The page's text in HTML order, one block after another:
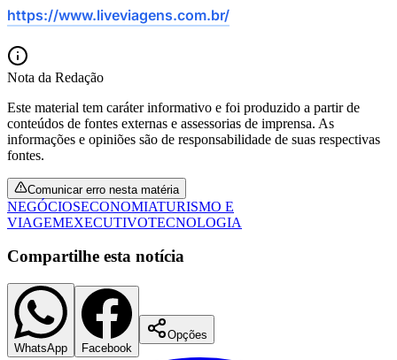
Flamengo
https://www.liveviagens.com.br/
Nota da Redação
Este material tem caráter informativo e foi produzido a partir de
conteúdos de fontes externas e assessorias de imprensa. As
informações e opiniões são de responsabilidade de suas respectivas
fontes.
Comunicar erro nesta matéria
NEGÓCIOSECONOMIATURISMO E
VIAGEMEXECUTIVOTECNOLOGIA
Compartilhe esta notícia
WhatsApp Facebook
Opções